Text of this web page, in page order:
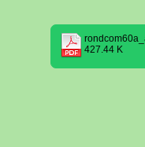
427.44 K